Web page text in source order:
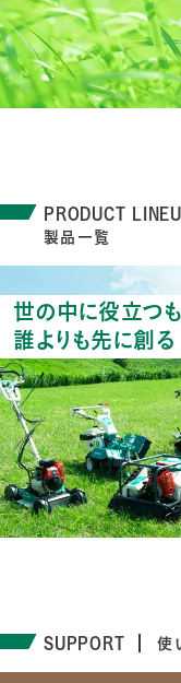
PRODUCT
製品一覧
世の中に役立つも
誰よりも先に創る
SUPPORT 使